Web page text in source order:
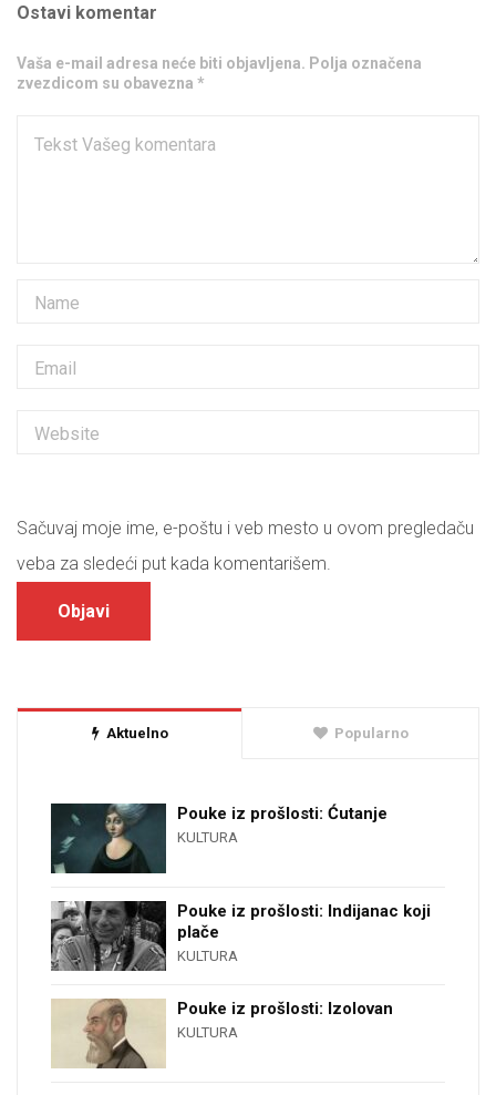
Ostavi komentar
Vaša e-mail adresa neće biti objavljena. Polja označena
zvezdicom su obavezna *
Sačuvaj moje ime, e-poštu i veb mesto u ovom pregledaču
veba za sledeći put kada komentarišem.
Aktuelno Popularno
Pouke iz prošlosti: Ćutanje
KULTURA
Pouke iz prošlosti: Indijanac koji
plače
KULTURA
Pouke iz prošlosti: Izolovan
KULTURA